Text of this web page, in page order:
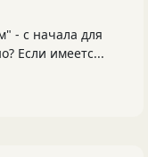
- с начала для
Если имеетс...